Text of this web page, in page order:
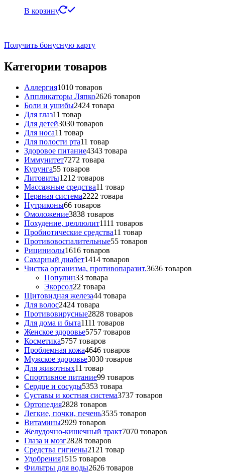
В корзину
Получить бонусную карту
Категории товаров
Аллергия1010 товаров
Аппликаторы Ляпко2626 товаров
Боли и ушибы2424 товара
Для глаз11 товар
Для детей3030 товаров
Для носа11 товар
Для полости рта11 товар
Здоровое питание4343 товара
Иммунитет7272 товара
Курунга55 товаров
Литовиты1212 товаров
Массажные средства11 товар
Нервная система2222 товара
Нутриконы66 товаров
Омоложение3838 товаров
Похудение, целлюлит1111 товаров
Пробиотические средства11 товар
Противовоспалительные55 товаров
Рициниолы1616 товаров
Сахарный диабет1414 товаров
Чистка организма, противопаразит.3636 товаров
Популин33 товара
Экорсол22 товара
Щитовидная железа44 товара
Для волос2424 товара
Противовирусные2828 товаров
Для дома и быта1111 товаров
Женское здоровье5757 товаров
Косметика5757 товаров
Проблемная кожа4646 товаров
Мужское здоровье3030 товаров
Для животных11 товар
Спортивное питание99 товаров
Сердце и сосуды5353 товара
Суставы и костная система3737 товаров
Ортопедия2828 товаров
Легкие, почки, печень3535 товаров
Витамины2929 товаров
Желудочно-кишечный тракт7070 товаров
Глаза и мозг2828 товаров
Средства гигиены2121 товар
Удобрения1515 товаров
Фильтры для воды2626 товаров